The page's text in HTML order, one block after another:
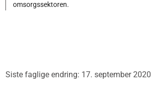
omsorgssektoren.
Siste faglige endring: 17. september 2020